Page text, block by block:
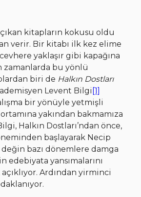
kitapların kokusu oldu
verir. Bir kitabı ilk kez elime
yaklaşır gibi kapağına
zamanlarda bu yönlü
biri de Halkın Dostları
Levent Bilgi [1]
bir yönüyle yetmişli
yakından bakmamıza
Halkın Dostları’ndan önce,
başlayarak Necip
değin bazı dönemlere damga
edebiyata yansımalarını
Ardından yirminci